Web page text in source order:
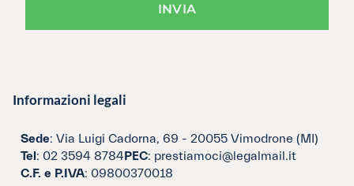
INVIA
Informazioni legali
Sede: Via Luigi Cadorna, 69 - 20055 Vimodrone (MI)
Tel : 02 3594 8784 PEC: prestiamoci@legalmail.it
C.F. e P.IVA: 09800370018